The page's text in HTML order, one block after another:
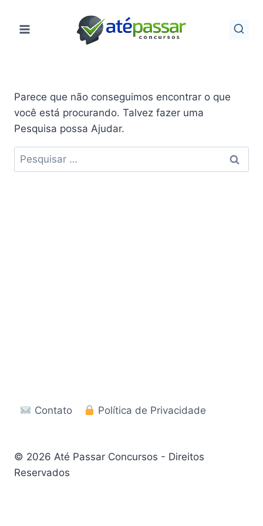
para
Parece que não conseguimos encontrar o que
você está procurando. Talvez fazer uma
Pesquisa possa Ajudar.
Pesquisar
por:
Contato Política de Privacidade
© 2026 Até Passar Concursos - Direitos
Reservados